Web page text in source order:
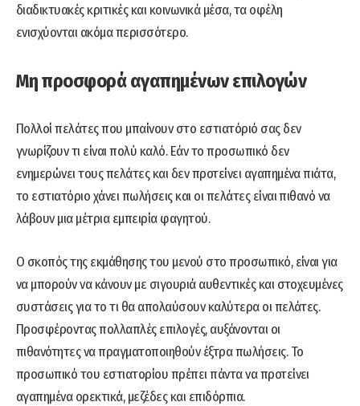
διαδικτυακές κριτικές και κοινωνικά μέσα, τα οφέλη
ενισχύονται ακόμα περισσότερο.
Μη προσφορά αγαπημένων επιλογών
Πολλοί πελάτες που μπαίνουν στο εστιατόριό σας δεν
γνωρίζουν τι είναι πολύ καλό. Εάν το προσωπικό δεν
ενημερώνει τους πελάτες και δεν προτείνει αγαπημένα πιάτα,
το εστιατόριο χάνει πωλήσεις και οι πελάτες είναι πιθανό να
λάβουν μια μέτρια εμπειρία φαγητού.
Ο σκοπός της εκμάθησης του μενού στο προσωπικό, είναι για
να μπορούν να κάνουν με σιγουριά αυθεντικές και στοχευμένες
συστάσεις για το τι θα απολαύσουν καλύτερα οι πελάτες.
Προσφέροντας πολλαπλές επιλογές, αυξάνονται οι
πιθανότητες να πραγματοποιηθούν έξτρα πωλήσεις. Το
προσωπικό του εστιατορίου πρέπει πάντα να προτείνει
αγαπημένα ορεκτικά, μεζέδες και επιδόρπια.